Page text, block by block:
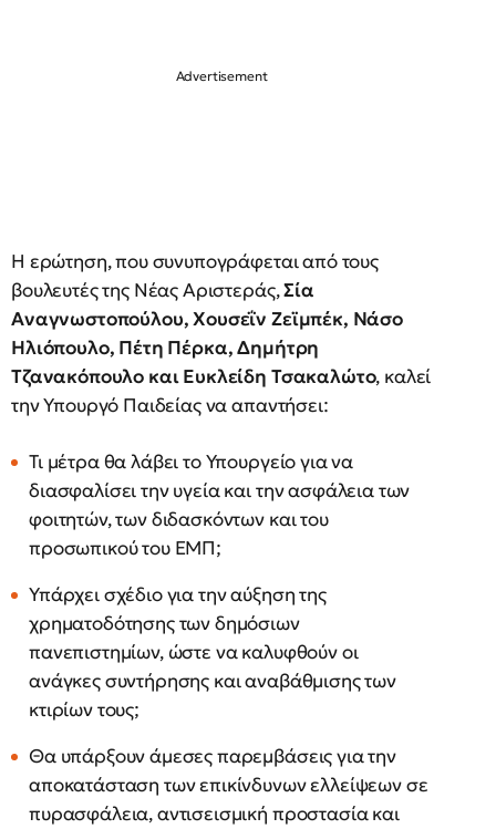
Η ερώτηση, που συνυπογράφεται από τους
βουλευτές της Νέας Αριστεράς,Σία
Αναγνωστοπούλου, Χουσεΐν Ζεϊμπέκ, Νάσο
Ηλιόπουλο, Πέτη Πέρκα, Δημήτρη
Τζανακόπουλο και Ευκλείδη Τσακαλώτο, καλεί
την Υπουργό Παιδείας να απαντήσει:
Τι μέτρα θα λάβει το Υπουργείο για να
διασφαλίσει την υγεία και την ασφάλεια των
φοιτητών, των διδασκόντων και του
προσωπικού του ΕΜΠ;
Υπάρχει σχέδιο για την αύξηση της
χρηματοδότησης των δημόσιων
πανεπιστημίων, ώστε να καλυφθούν οι
ανάγκες συντήρησης και αναβάθμισης των
κτιρίων τους;
Θα υπάρξουν άμεσες παρεμβάσεις για την
αποκατάσταση των επικίνδυνων ελλείψεων σε
πυρασφάλεια, αντισεισμική προστασία και